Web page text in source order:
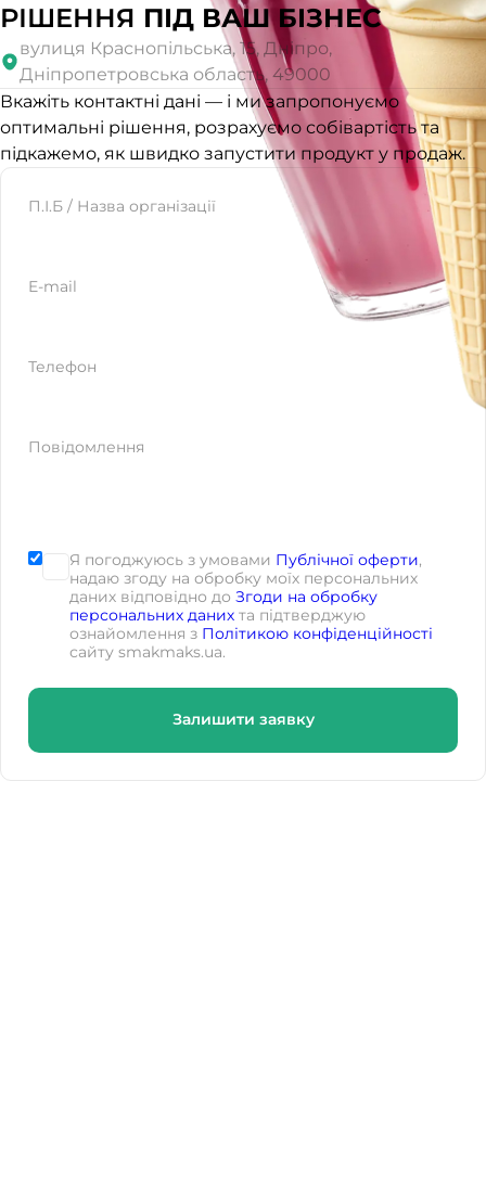
РІШЕННЯ ПІД ВАШ БІЗНЕС
вулиця Краснопільська, 15, Дніпро,
Дніпропетровська область, 49000
Вкажіть контактні дані — і ми запропонуємо
оптимальні рішення, розрахуємо собівартість та
підкажемо, як швидко запустити продукт у продаж.
П.І.Б / Назва організації
E-mail
Телефон
Повідомлення
Website
Я погоджуюсь з умовами Публічної оферти,
надаю згоду на обробку моїх персональних
даних відповідно до Згоди на обробку
персональних даних та підтверджую
ознайомлення з Політикою конфіденційності
сайту smakmaks.ua.
Залишити заявку